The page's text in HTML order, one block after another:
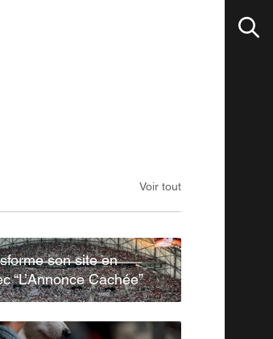
Voir tout
son site en
“L’Annonce Cachée”